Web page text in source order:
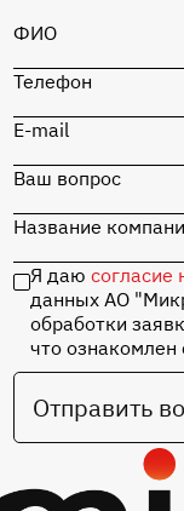
ФИО
Телефон
E-mail
Ваш вопрос
Название
Я даюсогласие
данных АО
обработки
что ознакомлен
Отправить